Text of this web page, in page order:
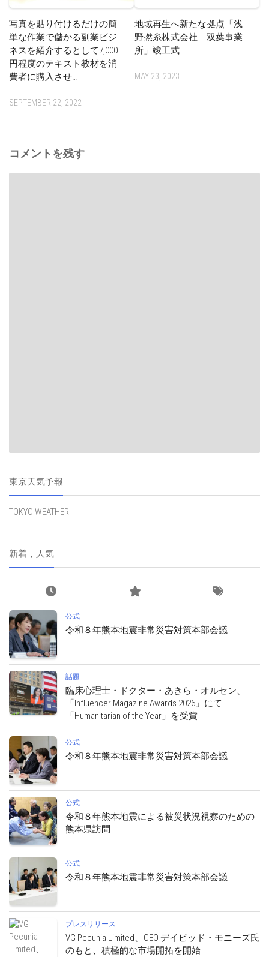
写真を貼り付けるだけの簡
単な作業で儲かる副業ビジ
ネスを紹介するとして7,000
円程度のテキスト教材を消
費者に購入させ…
SEPTEMBER 22, 2022
地域再生へ新たな拠点「浅
野撚糸株式会社 双葉事業
所」竣工式
MAY 23, 2023
コメントを残す
東京天気予報
TOKYO WEATHER
新着，人気
公式
令和８年熊本地震非常災害対策本部会議
話題
臨床心理士・ドクター・あきら・オルセン、
「Influencer Magazine Awards 2026」にて
「Humanitarian of the Year」を受賞
公式
令和８年熊本地震非常災害対策本部会議
公式
令和８年熊本地震による被災状況視察のための
熊本県訪問
公式
令和８年熊本地震非常災害対策本部会議
プレスリリース
VG Pecunia Limited、CEO デイビッド・モニーズ氏
のもと、積極的な市場開拓を開始